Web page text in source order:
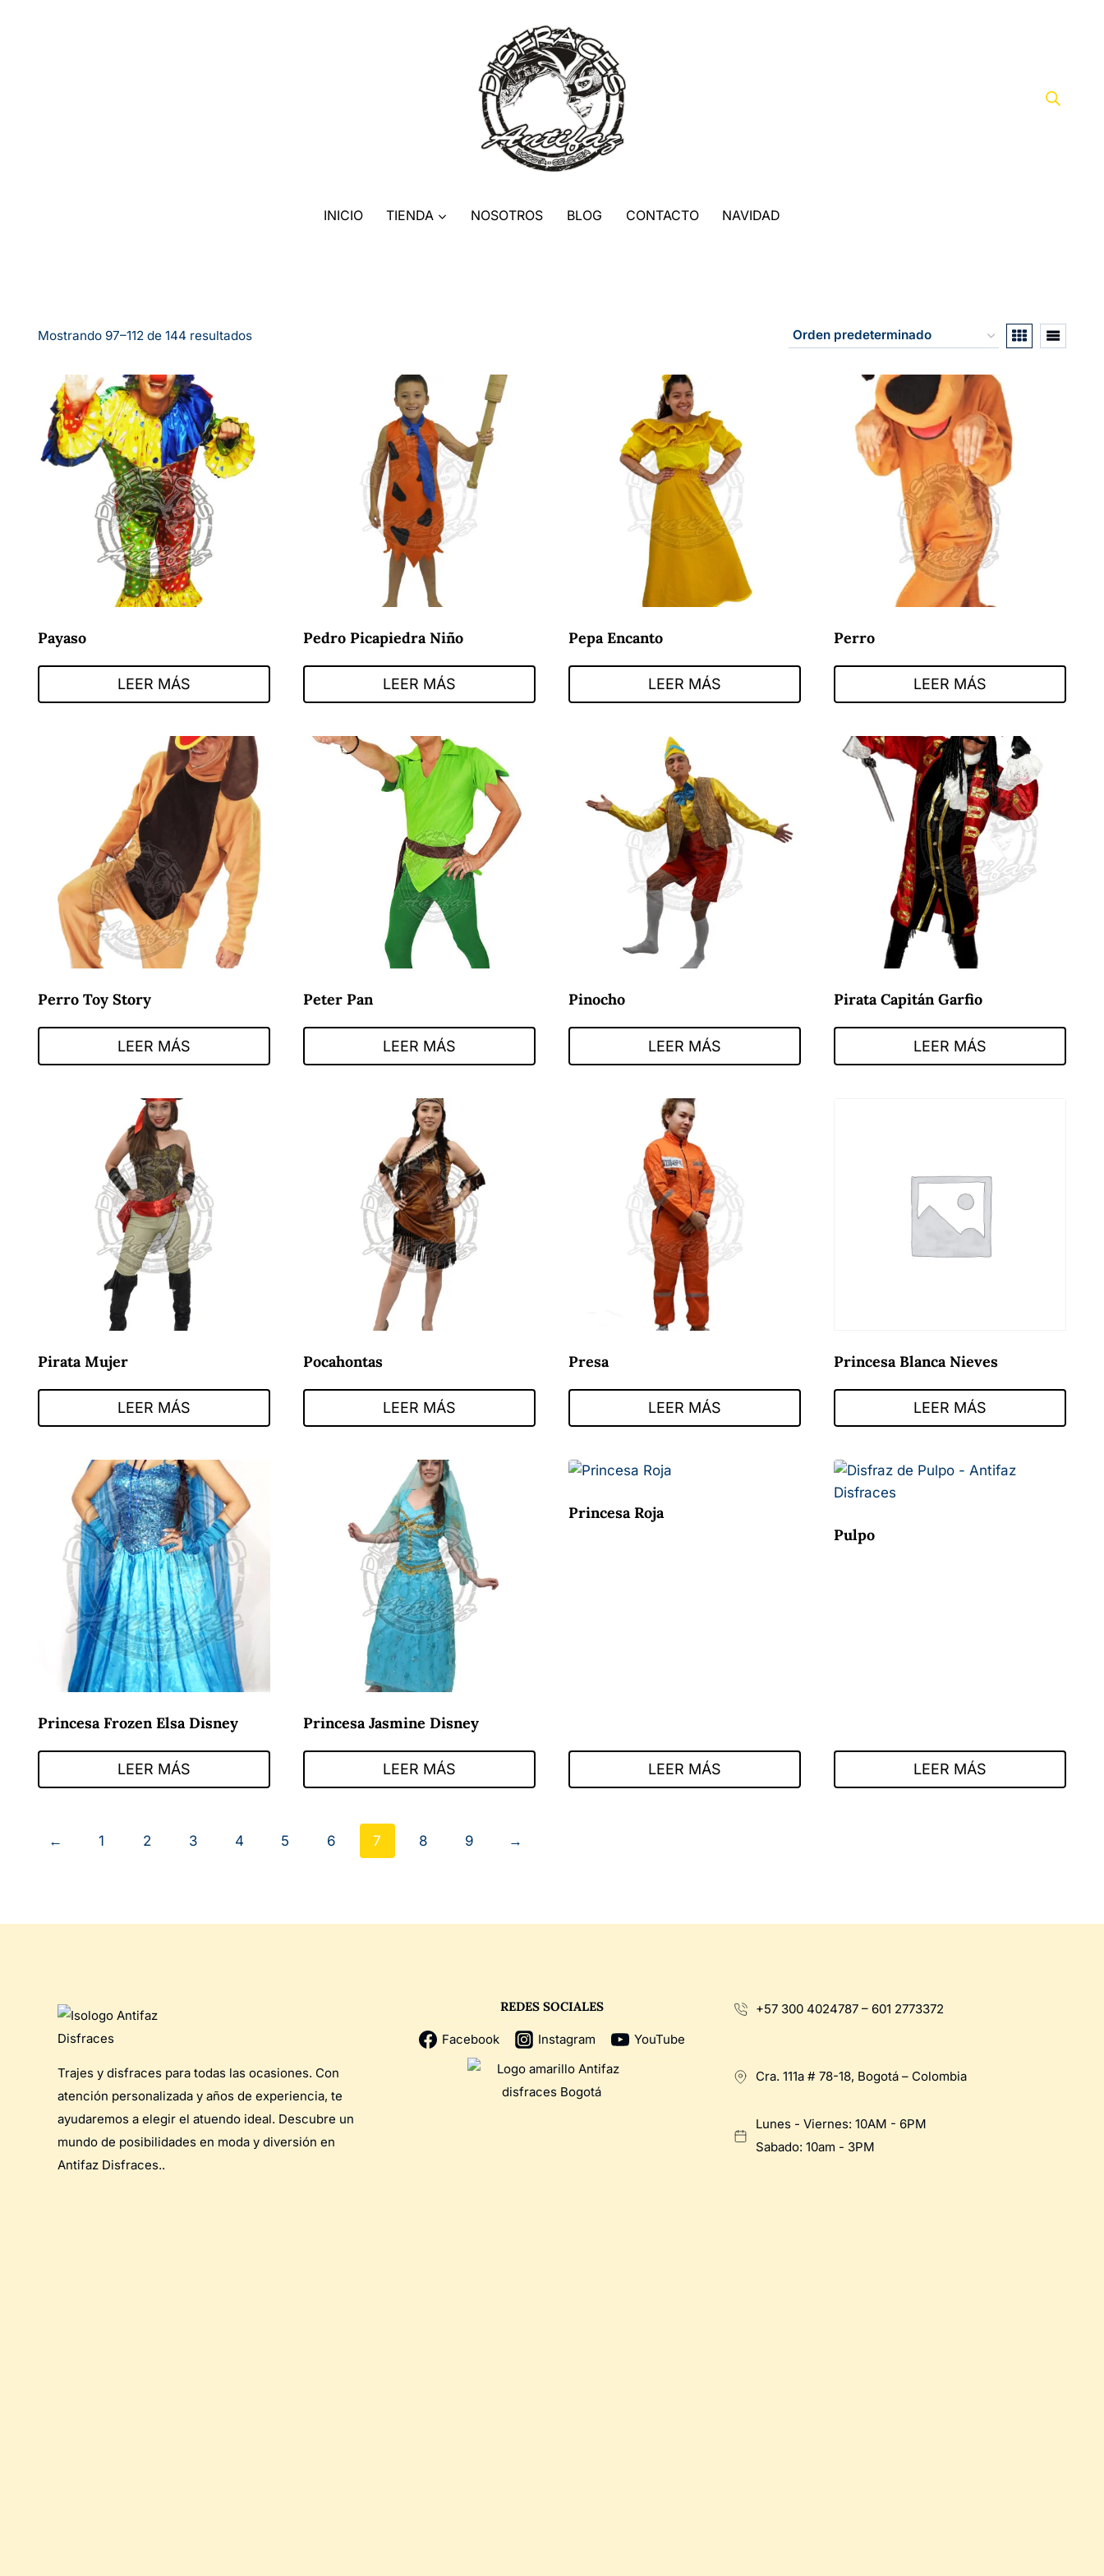
INICIO TIENDA NOSOTROS BLOG CONTACTO NAVIDAD
Mostrando 97–112 de 144 resultados
Payaso
LEER MÁS
Pedro Picapiedra Niño
LEER MÁS
Pepa Encanto
LEER MÁS
Perro
LEER MÁS
Perro Toy Story
LEER MÁS
Peter Pan
LEER MÁS
Pinocho
LEER MÁS
Pirata Capitán Garfio
LEER MÁS
Pirata Mujer
LEER MÁS
Pocahontas
LEER MÁS
Presa
LEER MÁS
Princesa Blanca Nieves
LEER MÁS
Princesa Frozen Elsa Disney
LEER MÁS
Princesa Jasmine Disney
LEER MÁS
Princesa Roja
LEER MÁS
Pulpo
LEER MÁS
← 1 2 3 4 5 6 7 8 9 →
Trajes y disfraces para todas las ocasiones. Con
atención personalizada y años de experiencia, te
ayudaremos a elegir el atuendo ideal. Descubre un
mundo de posibilidades en moda y diversión en
Antifaz Disfraces..
REDES SOCIALES
Facebook Instagram YouTube
+57 300 4024787 – 601 2773372
Cra. 111a # 78-18, Bogotá – Colombia
Lunes - Viernes: 10AM - 6PM
Sabado: 10am - 3PM